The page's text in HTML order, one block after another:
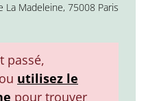
La Madeleine, 75008 Paris
passé,
ou utilisez le
pour trouver